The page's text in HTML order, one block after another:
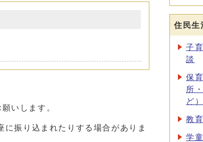
いします。
振り込まれたりする場合がありま
住民生
子
談
保
所
ど）
教
学